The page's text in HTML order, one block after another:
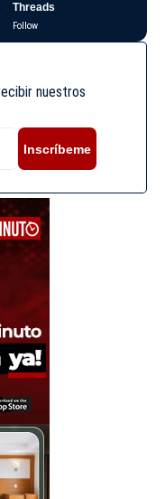
Threads
Follow
nuestros
Inscríbeme